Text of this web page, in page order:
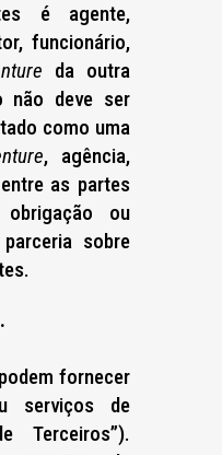
é agente,
funcionário,
da outra
não deve ser
como uma
, agência,
as partes
ou
sobre
fornecer
serviços de
Terceiros”).